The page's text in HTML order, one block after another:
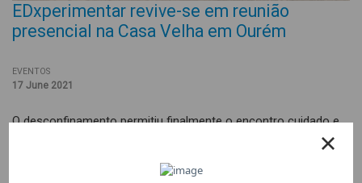
EDxperimentar revive-se em reunião
presencial na Casa Velha em Ourém
EVENTOS
17 June 2021
O desconfinamento permitiu finalmente o encontro cuidado e
presencial entre as parcerias dos vários territórios que incluem
espaço da Casa Velha em Ourém, um local com uma beleza